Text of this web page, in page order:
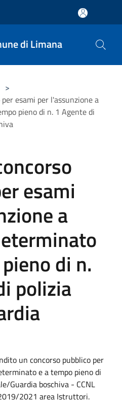
di Limana
>
esami per l'assunzione a
pieno di n. 1 Agente di
esami
a
di n.
polizia
un concorso pubblico per
e a tempo pieno di
Guardia boschiva - CCNL
2021 area Istruttori.